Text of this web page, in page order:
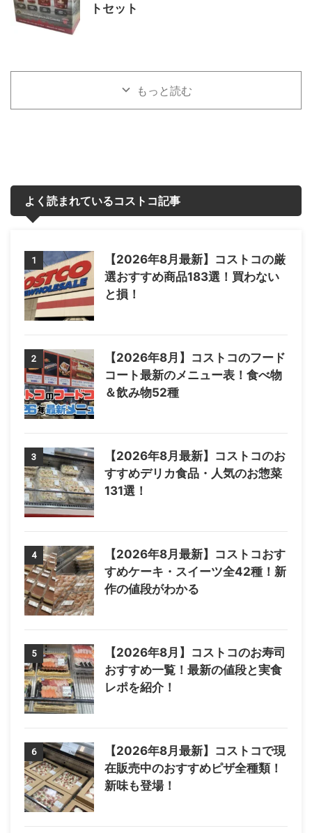
トセット
もっと読む
よく読まれているコストコ記事
1
【2026年8月最新】コストコの厳
選おすすめ商品183選！買わない
と損！
2
【2026年8月】コストコのフード
コート最新のメニュー表！食べ物
＆飲み物52種
3
【2026年8月最新】コストコのお
すすめデリカ食品・人気のお惣菜
131選！
4
【2026年8月最新】コストコおす
すめケーキ・スイーツ全42種！新
作の値段がわかる
5
【2026年8月】コストコのお寿司
おすすめ一覧！最新の値段と実食
レポを紹介！
6
【2026年8月最新】コストコで現
在販売中のおすすめピザ全種類！
新味も登場！